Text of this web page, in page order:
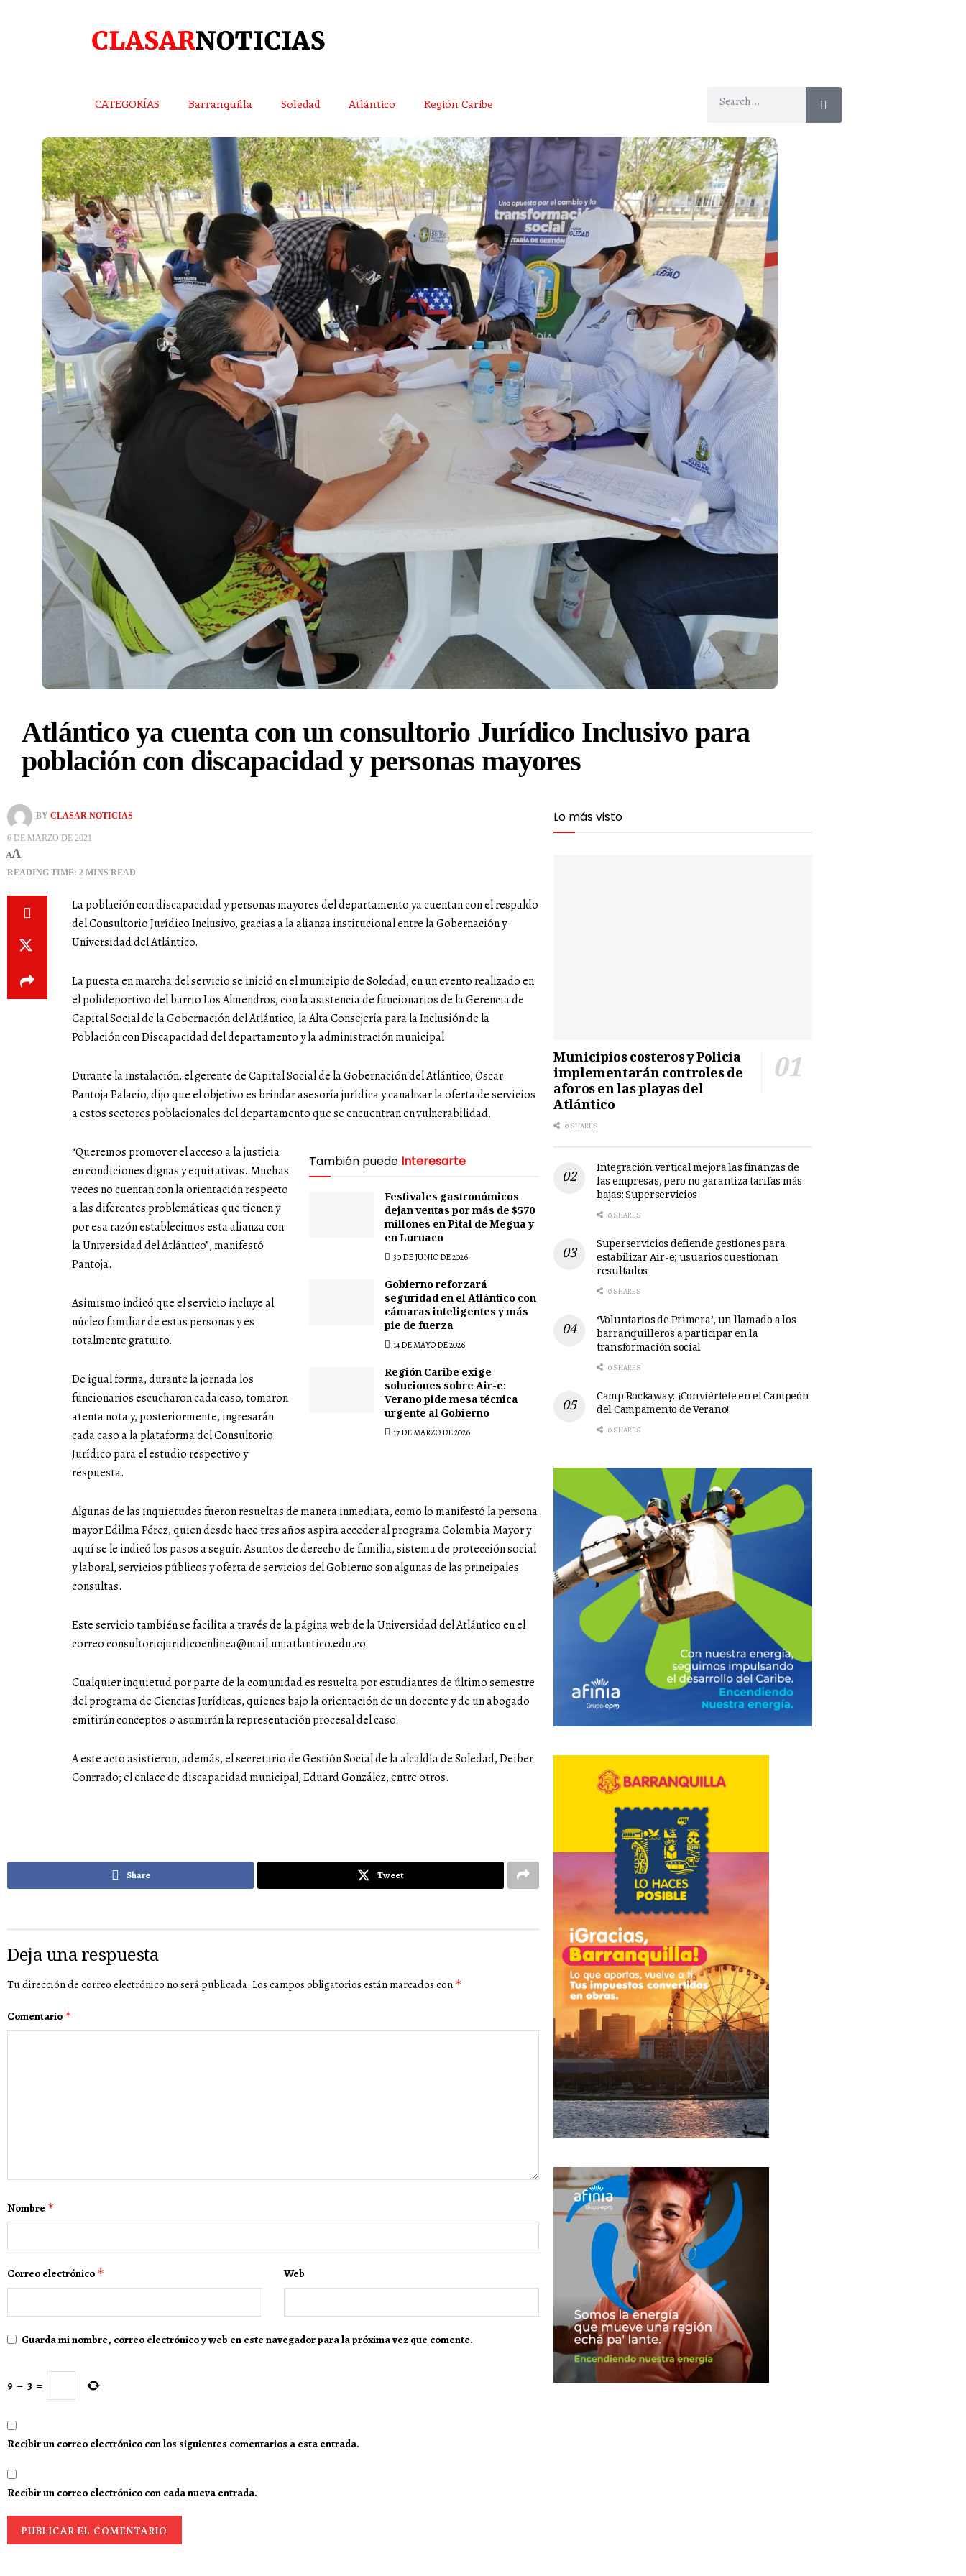
CATEGORÍAS Barranquilla Soledad Atlántico Región Caribe
Atlántico ya cuenta con un consultorio Jurídico Inclusivo para
población con discapacidad y personas mayores
BY CLASAR NOTICIAS
6 DE MARZO DE 2021
AA
READING TIME: 2 MINS READ
La población con discapacidad y personas mayores del departamento ya cuentan con el respaldo
del Consultorio Jurídico Inclusivo, gracias a la alianza institucional entre la Gobernación y
Universidad del Atlántico.
La puesta en marcha del servicio se inició en el municipio de Soledad, en un evento realizado en
el polideportivo del barrio Los Almendros, con la asistencia de funcionarios de la Gerencia de
Capital Social de la Gobernación del Atlántico, la Alta Consejería para la Inclusión de la
Población con Discapacidad del departamento y la administración municipal.
Durante la instalación, el gerente de Capital Social de la Gobernación del Atlántico, Óscar
Pantoja Palacio, dijo que el objetivo es brindar asesoría jurídica y canalizar la oferta de servicios
a estos sectores poblacionales del departamento que se encuentran en vulnerabilidad.
También puede Interesarte
Festivales gastronómicos
dejan ventas por más de $570
millones en Pital de Megua y
en Luruaco
30 DE JUNIO DE 2026
Gobierno reforzará
seguridad en el Atlántico con
cámaras inteligentes y más
pie de fuerza
14 DE MAYO DE 2026
Región Caribe exige
soluciones sobre Air-e:
Verano pide mesa técnica
urgente al Gobierno
17 DE MARZO DE 2026
“Queremos promover el acceso a la justicia
en condiciones dignas y equitativas. Muchas
veces no cuentan con la orientación respecto
a las diferentes problemáticas que tienen y
por esa razón establecimos esta alianza con
la Universidad del Atlántico”, manifestó
Pantoja.
Asimismo indicó que el servicio incluye al
núcleo familiar de estas personas y es
totalmente gratuito.
De igual forma, durante la jornada los
funcionarios escucharon cada caso, tomaron
atenta nota y, posteriormente, ingresarán
cada caso a la plataforma del Consultorio
Jurídico para el estudio respectivo y
respuesta.
Algunas de las inquietudes fueron resueltas de manera inmediata, como lo manifestó la persona
mayor Edilma Pérez, quien desde hace tres años aspira acceder al programa Colombia Mayor y
aquí se le indicó los pasos a seguir. Asuntos de derecho de familia, sistema de protección social
y laboral, servicios públicos y oferta de servicios del Gobierno son algunas de las principales
consultas.
Este servicio también se facilita a través de la página web de la Universidad del Atlántico en el
correo consultoriojuridicoenlinea@mail.uniatlantico.edu.co.
Cualquier inquietud por parte de la comunidad es resuelta por estudiantes de último semestre
del programa de Ciencias Jurídicas, quienes bajo la orientación de un docente y de un abogado
emitirán conceptos o asumirán la representación procesal del caso.
A este acto asistieron, además, el secretario de Gestión Social de la alcaldía de Soledad, Deiber
Conrrado; el enlace de discapacidad municipal, Eduard González, entre otros.
Share Tweet
Deja una respuesta
Tu dirección de correo electrónico no será publicada. Los campos obligatorios están marcados con *
Comentario *
Nombre *
Correo electrónico * Web
Guarda mi nombre, correo electrónico y web en este navegador para la próxima vez que comente.
9 − 3 =
Recibir un correo electrónico con los siguientes comentarios a esta entrada.
Recibir un correo electrónico con cada nueva entrada.
Lo más visto
Municipios costeros y Policía
implementarán controles de
aforos en las playas del
Atlántico
0 SHARES
Integración vertical mejora las finanzas de
las empresas, pero no garantiza tarifas más
bajas: Superservicios
0 SHARES
Superservicios defiende gestiones para
estabilizar Air-e; usuarios cuestionan
resultados
0 SHARES
‘Voluntarios de Primera’, un llamado a los
barranquilleros a participar en la
transformación social
0 SHARES
Camp Rockaway: ¡Conviértete en el Campeón
del Campamento de Verano!
0 SHARES